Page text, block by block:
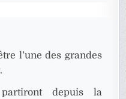
l’une des grandes
depuis la